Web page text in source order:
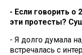
- Если говорить о
эти протесты?
- Я долго думала
встречалась с